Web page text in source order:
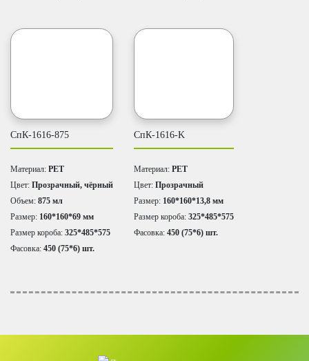
СпК-1616-875
Материал: PET
Цвет: Прозрачный, чёрный
Объем: 875 мл
Размер: 160*160*69 мм
Размер короба: 325*485*575
Фасовка: 450 (75*6) шт.
СпК-1616-K
Материал: PET
Цвет: Прозрачный
Размер: 160*160*13,8 мм
Размер короба: 325*485*575
Фасовка: 450 (75*6) шт.